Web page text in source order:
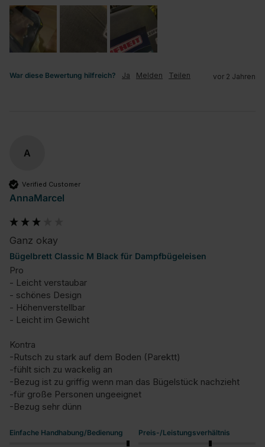
War diese Bewertung hilfreich? Ja Melden Teilen vor 2 Jahren
A
Verified Customer
AnnaMarcel
Ganz okay
Bügelbrett Classic M Black für Dampfbügeleisen
Pro
- Leicht verstaubar
- schönes Design
- Höhenverstellbar
- Leicht im Gewicht
Kontra
-Rutsch zu stark auf dem Boden (Parektt)
-fühlt sich zu wackelig an
-Bezug ist zu griffig wenn man das Bügelstück nachzieht
-für große Personen ungeeignet
-Bezug sehr dünn
Einfache Handhabung/Bedienung Preis-/Leistungsverhältnis